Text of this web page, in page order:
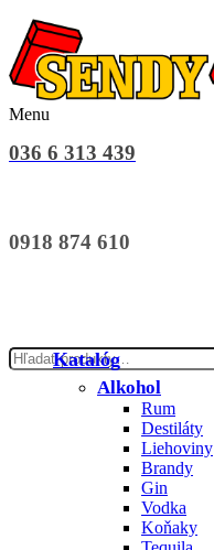
Menu
036 6 313 439
0918 874 610
Katalóg
Alkohol
Rum
Destiláty
Liehoviny
Brandy
Gin
Vodka
Koňaky